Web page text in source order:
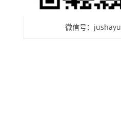
微信号：jushayu